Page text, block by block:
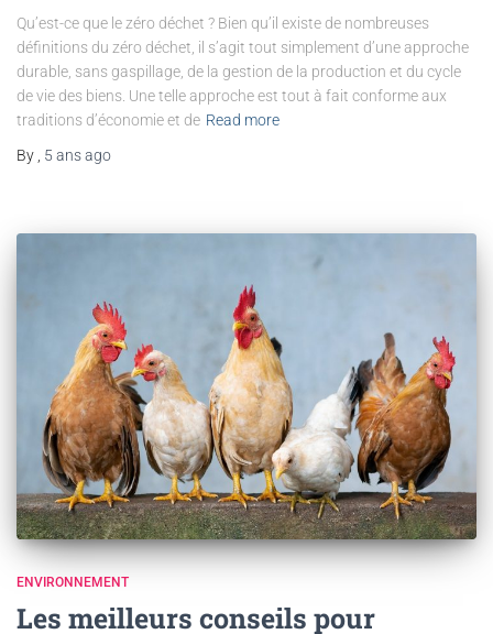
Qu’est-ce que le zéro déchet ? Bien qu’il existe de nombreuses
définitions du zéro déchet, il s’agit tout simplement d’une approche
durable, sans gaspillage, de la gestion de la production et du cycle
de vie des biens. Une telle approche est tout à fait conforme aux
traditions d’économie et de Read more
By
5 ansago
ENVIRONNEMENT
Les meilleurs conseils pour